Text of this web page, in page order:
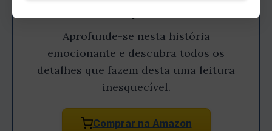
Aprofunde-se nesta história
emocionante e descubra todos os
detalhes que fazem desta uma leitura
inesquecível.
Comprar na Amazon